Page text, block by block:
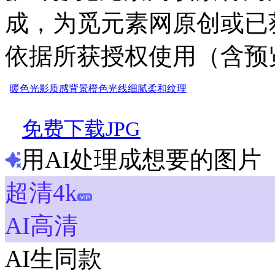
成，为觅元素网原创或
依据所获授权使用（含
暖色光影质感背景橙色光线细腻柔和纹理
免费下载JPG
用AI处理成想要的图片
超清4k
AI高清
AI生同款